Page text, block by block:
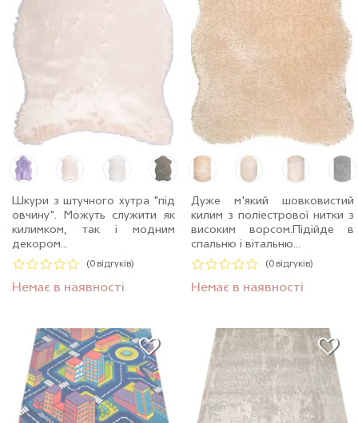
Шкури з штучного хутра "під
овчину". Можуть служити як
килимком, так і модним
декором...
(0 відгуків)
Немає в наявності
Дуже м'який шовковистий
килим з поліестрової нитки з
високим ворсом.Пiдiйде в
спальню і вітальню...
(0 відгуків)
Немає в наявності